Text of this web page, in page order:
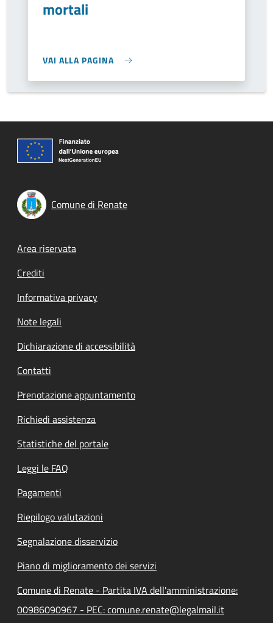
mortali
VAI ALLA PAGINA
Comune di Renate
Footer menu
Area riservata
Crediti
Informativa privacy
Note legali
Dichiarazione di accessibilità
Contatti
Prenotazione appuntamento
Richiedi assistenza
Statistiche del portale
Leggi le FAQ
Pagamenti
Riepilogo valutazioni
Segnalazione disservizio
Piano di miglioramento dei servizi
Comune di Renate - Partita IVA dell'amministrazione:
00986090967 - PEC: comune.renate@legalmail.it